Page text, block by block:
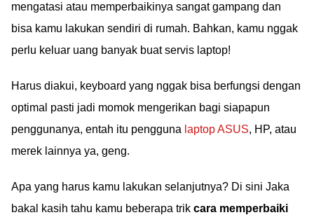
mengatasi atau memperbaikinya sangat gampang dan
bisa kamu lakukan sendiri di rumah. Bahkan, kamu nggak
perlu keluar uang banyak buat servis laptop!
Harus diakui, keyboard yang nggak bisa berfungsi dengan
optimal pasti jadi momok mengerikan bagi siapapun
penggunanya, entah itu pengguna laptop ASUS, HP, atau
merek lainnya ya, geng.
Apa yang harus kamu lakukan selanjutnya? Di sini Jaka
bakal kasih tahu kamu beberapa trik cara memperbaiki